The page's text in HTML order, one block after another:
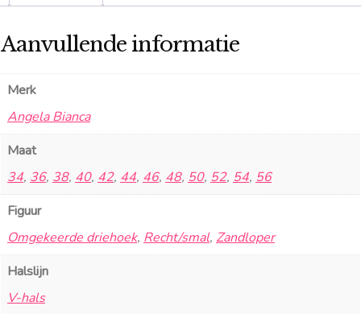
Aanvullende informatie
Merk
Angela Bianca
Maat
34, 36, 38, 40, 42, 44, 46, 48, 50, 52, 54, 56
Figuur
Omgekeerde driehoek, Recht/smal, Zandloper
Halslijn
V-hals